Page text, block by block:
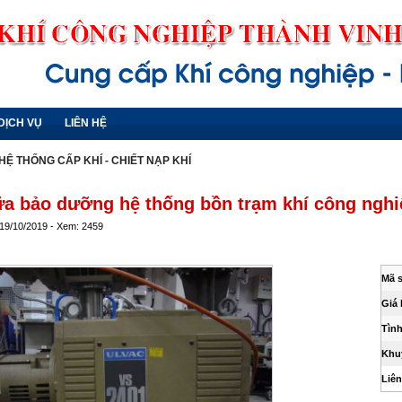
VỤ LIÊN HỆ
THỐNG CẤP KHÍ - CHIẾT NẠP KHÍ
bảo dưỡng hệ thống bồn trạm khí công
10/2019 - Xem: 2459
Mã
Giá